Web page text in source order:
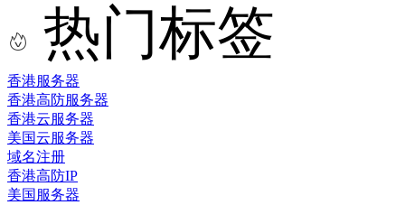
热门标签
香港服务器
香港高防服务器
香港云服务器
美国云服务器
域名注册
香港高防IP
美国服务器